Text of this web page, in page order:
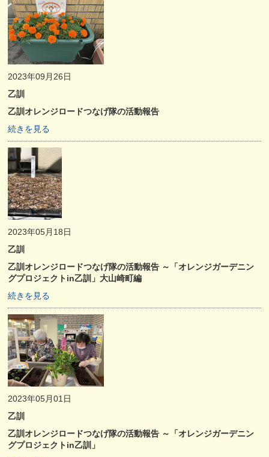
2023年09月26日
乙訓
乙訓オレンジロードつなげ隊の活動報告
続きを見る
2023年05月18日
乙訓
乙訓オレンジロードつなげ隊の活動報告 ～「オレンジガーデニン
グプロジェクトin乙訓」大山崎町編
続きを見る
2023年05月01日
乙訓
乙訓オレンジロードつなげ隊の活動報告 ～「オレンジガーデニン
グプロジェクトin乙訓」